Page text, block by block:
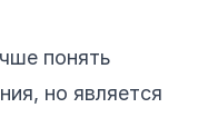
понять
но является